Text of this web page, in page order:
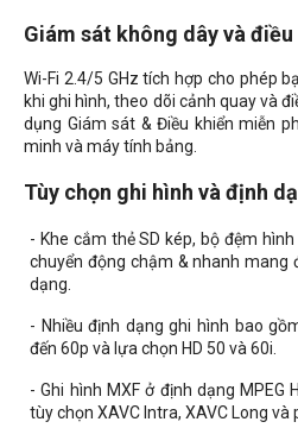
Giám sát không dây và
Wi-Fi 2.4/5 GHz tích hợp cho phép
khi ghi hình, theo dõi cảnh quay và
dụng Giám sát & Điều khiển miễn
minh và máy tính bảng.
Tùy chọn ghi hình và định
- Khe cắm thẻ SD kép, bộ đệm
chuyển động chậm & nhanh mang
dạng.
- Nhiều định dạng ghi hình bao
đến 60p và lựa chọn HD 50 và 60i.
- Ghi hình MXF ở định dạng MPEG
tùy chọn XAVC Intra, XAVC Long và